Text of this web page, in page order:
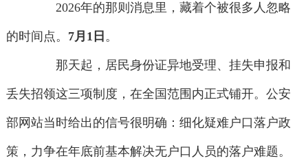
2026年的那则消息里，藏着个被很多人忽略
的时间点。 7月1日 。
那天起，居民身份证异地受理、挂失申报和
丢失招领这三项制度，在全国范围内正式铺开。公安
部网站当时给出的信号很明确：细化疑难户口落户政
策，力争在年底前基本解决无户口人员的落户难题。